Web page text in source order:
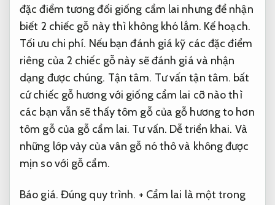
đặc điểm tương đối giống cẩm lai nhưng để nhận
biết 2 chiếc gỗ này thì không khó lắm. Kế hoạch.
Tối ưu chi phí. Nếu bạn đánh giá kỹ các đặc điểm
riêng của 2 chiếc gỗ này sẽ đánh giá và nhận
dạng được chúng. Tận tâm. Tư vấn tận tâm. bất
cứ chiếc gỗ hương với giống cẩm lai cỡ nào thì
các bạn vẫn sẽ thấy tôm gỗ của gỗ hương to hơn
tôm gỗ của gỗ cẩm lai. Tư vấn. Dễ triển khai. Và
những lớp vảy của vân gỗ nó thô và không được
mịn so với gỗ cẩm.
Báo giá. Đúng quy trình. + Cẩm lai là một trong